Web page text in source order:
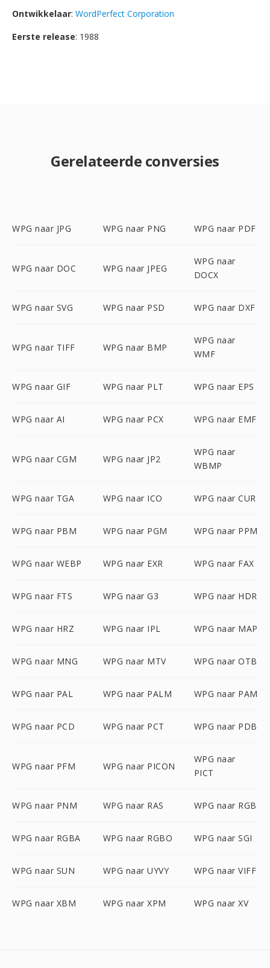
Ontwikkelaar: WordPerfect Corporation
Eerste release: 1988
Gerelateerde conversies
WPG naar JPG WPG naar PNG WPG naar PDF
WPG naar DOC WPG naar JPEG
WPG naar
DOCX
WPG naar SVG WPG naar PSD WPG naar DXF
WPG naar TIFF WPG naar BMP
WPG naar
WMF
WPG naar GIF WPG naar PLT WPG naar EPS
WPG naar AI WPG naar PCX WPG naar EMF
WPG naar CGM WPG naar JP2
WPG naar
WBMP
WPG naar TGA WPG naar ICO WPG naar CUR
WPG naar PBM WPG naar PGM WPG naar PPM
WPG naar WEBP WPG naar EXR WPG naar FAX
WPG naar FTS WPG naar G3 WPG naar HDR
WPG naar HRZ WPG naar IPL WPG naar MAP
WPG naar MNG WPG naar MTV WPG naar OTB
WPG naar PAL WPG naar PALM WPG naar PAM
WPG naar PCD WPG naar PCT WPG naar PDB
WPG naar PFM WPG naar PICON
WPG naar
PICT
WPG naar PNM WPG naar RAS WPG naar RGB
WPG naar RGBA WPG naar RGBO WPG naar SGI
WPG naar SUN WPG naar UYVY WPG naar VIFF
WPG naar XBM WPG naar XPM WPG naar XV